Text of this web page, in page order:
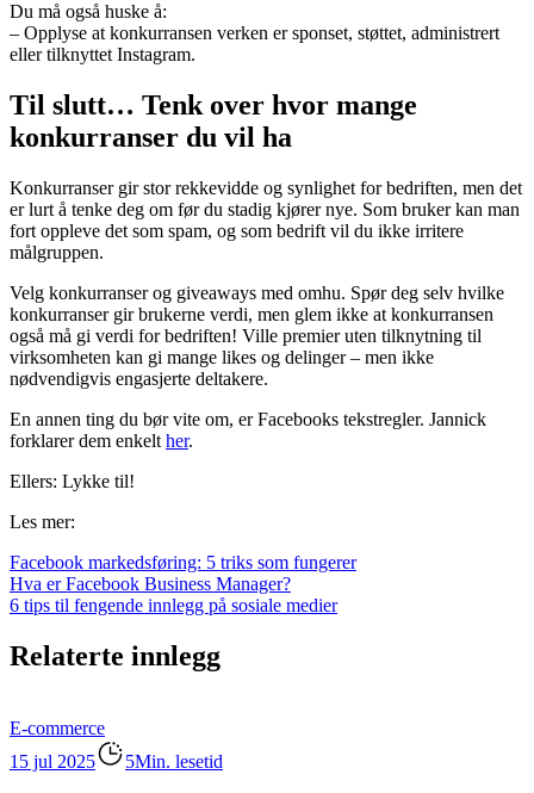
Du må også huske å:
– Opplyse at konkurransen verken er sponset, støttet, administrert
eller tilknyttet Instagram.
Til slutt… Tenk over hvor mange
konkurranser du vil ha
Konkurranser gir stor rekkevidde og synlighet for bedriften, men det
er lurt å tenke deg om før du stadig kjører nye. Som bruker kan man
fort oppleve det som spam, og som bedrift vil du ikke irritere
målgruppen.
Velg konkurranser og giveaways med omhu. Spør deg selv hvilke
konkurranser gir brukerne verdi, men glem ikke at konkurransen
også må gi verdi for bedriften! Ville premier uten tilknytning til
virksomheten kan gi mange likes og delinger – men ikke
nødvendigvis engasjerte deltakere.
En annen ting du bør vite om, er Facebooks tekstregler. Jannick
forklarer dem enkelt her.
Ellers: Lykke til!
Les mer:
Facebook markedsføring: 5 triks som fungerer
Hva er Facebook Business Manager?
6 tips til fengende innlegg på sosiale medier
Relaterte innlegg
E-commerce
15 jul 2025
5Min. lesetid